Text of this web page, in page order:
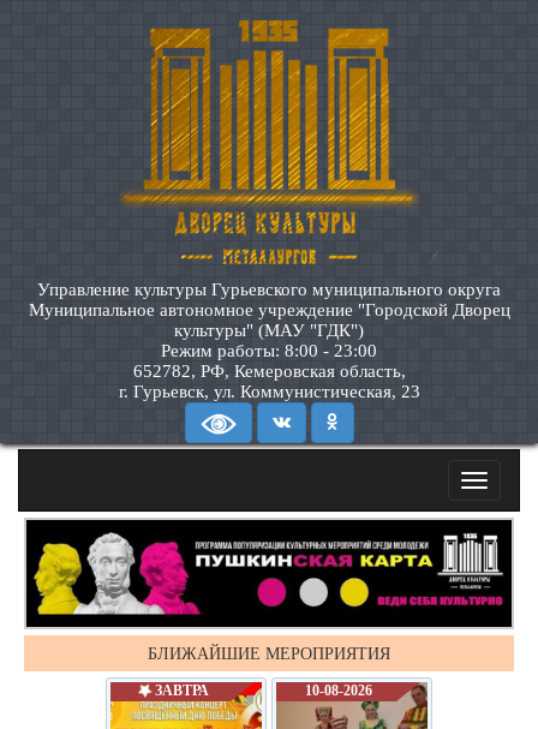
Управление культуры Гурьевского муниципального округа
Муниципальное автономное учреждение "Городской Дворец
культуры" (МАУ "ГДК")
Режим работы: 8:00 - 23:00
652782, РФ, Кемеровская область,
г. Гурьевск, ул. Коммунистическая, 23
Toggle
БЛИЖАЙШИЕ МЕРОПРИЯТИЯ
ЗАВТРА 10-08-2026